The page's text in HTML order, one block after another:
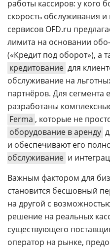
работы кассиров: у кого
скорость обслуживания
сервисов OFD.ru
лимита на основании
(«Кредит под оборот»), а
кредитование для
обслуживание на
партнёров. Для сегмента
разработаны
Ferma , которые не
оборудование в аренду
и обеспечивают его
обслуживание и
Важным фактором для
становится бесшовный
на другой с
решение на реальных
существующего
оператор на рынке,